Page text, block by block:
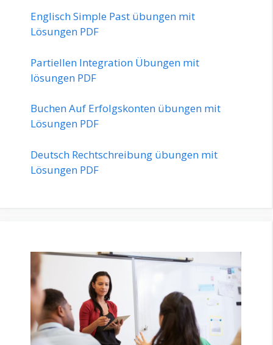
Englisch Simple Past übungen mit
Lösungen PDF
Partiellen Integration Übungen mit
lösungen PDF
Buchen Auf Erfolgskonten übungen mit
Lösungen PDF
Deutsch Rechtschreibung übungen mit
Lösungen PDF